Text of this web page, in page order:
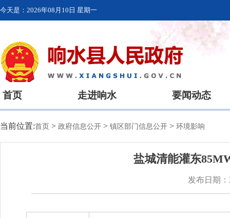
今天是： 2026年08月10日 星期一
首页 走进响水 要闻动态
当前位置:首页 > 政府信息公开 > 镇区部门信息公开 > 环境影响
盐城清能灌东
发布日期